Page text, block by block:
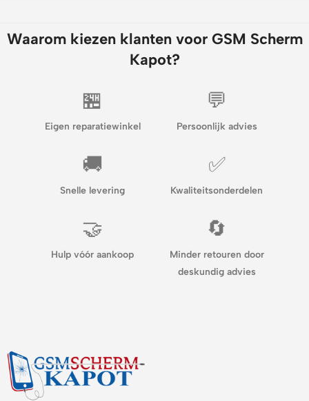
Waarom kiezen klanten voor GSM Scherm
Kapot?
🏪
Eigen reparatiewinkel
💬
Persoonlijk advies
🚚
Snelle levering
✅
Kwaliteitsonderdelen
🤝
Hulp vóór aankoop
🔄
Minder retouren door
deskundig advies